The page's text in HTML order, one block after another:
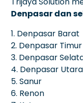
Denpasar dan
1. Denpasar Barat
2. Denpasar Timur
3. Denpasar
4. Denpasar Utara
5. Sanur
6. Renon